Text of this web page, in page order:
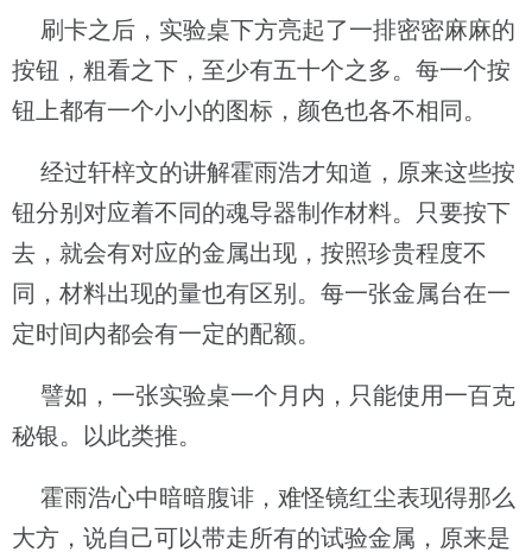
刷卡之后，实验桌下方亮起了一排密密麻麻的
按钮，粗看之下，至少有五十个之多。每一个按
钮上都有一个小小的图标，颜色也各不相同。
经过轩梓文的讲解霍雨浩才知道，原来这些按
钮分别对应着不同的魂导器制作材料。只要按下
去，就会有对应的金属出现，按照珍贵程度不
同，材料出现的量也有区别。每一张金属台在一
定时间内都会有一定的配额。
譬如，一张实验桌一个月内，只能使用一百克
秘银。以此类推。
霍雨浩心中暗暗腹诽，难怪镜红尘表现得那么
大方，说自己可以带走所有的试验金属，原来是